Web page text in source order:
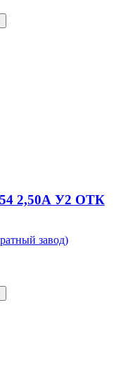
2,50А У2 ОТК
завод)